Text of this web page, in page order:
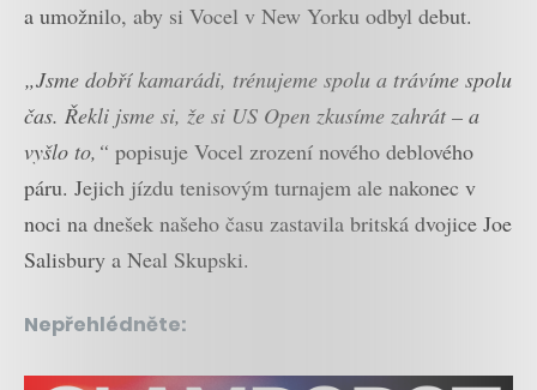
a umožnilo, aby si Vocel v New Yorku odbyl debut.
„Jsme dobří kamarádi, trénujeme spolu a trávíme spolu
čas. Řekli jsme si, že si US Open zkusíme zahrát – a
vyšlo to,“ popisuje Vocel zrození nového deblového
páru. Jejich jízdu tenisovým turnajem ale nakonec v
noci na dnešek našeho času zastavila britská dvojice Joe
Salisbury a Neal Skupski.
Nepřehlédněte: